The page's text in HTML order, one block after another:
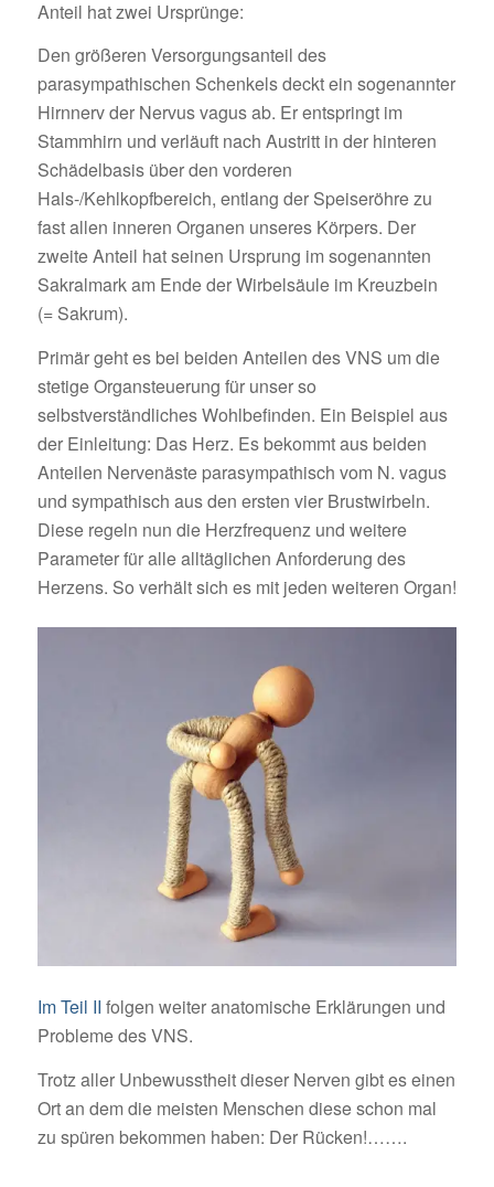
Anteil hat zwei Ursprünge:
Den größeren Versorgungsanteil des
parasympathischen Schenkels deckt ein sogenannter
Hirnnerv der Nervus vagus ab. Er entspringt im
Stammhirn und verläuft nach Austritt in der hinteren
Schädelbasis über den vorderen
Hals-/Kehlkopfbereich, entlang der Speiseröhre zu
fast allen inneren Organen unseres Körpers. Der
zweite Anteil hat seinen Ursprung im sogenannten
Sakralmark am Ende der Wirbelsäule im Kreuzbein
(= Sakrum).
Primär geht es bei beiden Anteilen des VNS um die
stetige Organsteuerung für unser so
selbstverständliches Wohlbefinden. Ein Beispiel aus
der Einleitung: Das Herz. Es bekommt aus beiden
Anteilen Nervenäste parasympathisch vom N. vagus
und sympathisch aus den ersten vier Brustwirbeln.
Diese regeln nun die Herzfrequenz und weitere
Parameter für alle alltäglichen Anforderung des
Herzens. So verhält sich es mit jeden weiteren Organ!
Im Teil II folgen weiter anatomische Erklärungen und
Probleme des VNS.
Trotz aller Unbewusstheit dieser Nerven gibt es einen
Ort an dem die meisten Menschen diese schon mal
zu spüren bekommen haben: Der Rücken!…….